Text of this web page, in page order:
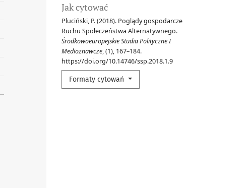
Jak cytować
Pluciński, P. (2018). Poglądy gospodarcze
Ruchu Społeczeństwa Alternatywnego.
Środkowoeuropejskie Studia Polityczne I
Medioznawcze, (1), 167–184.
https://doi.org/10.14746/ssp.2018.1.9
Formaty cytowań